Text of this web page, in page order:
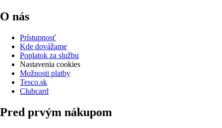
O nás
Prístupnosť
Kde dovážame
Poplatok za službu
Nastavenia cookies
Možnosti platby
Tesco.sk
Clubcard
Pred prvým nákupom